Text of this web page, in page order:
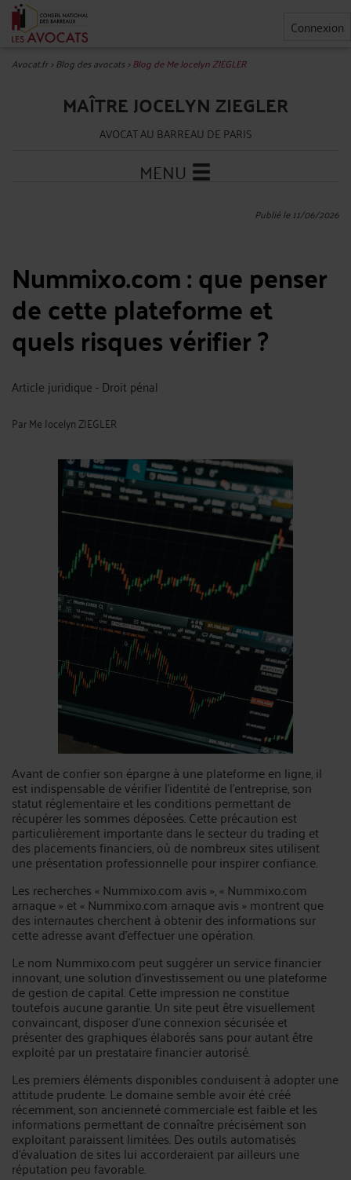
Connexion
Avocat.fr>Blog des avocats>Blog de Me Jocelyn ZIEGLER
MAÎTRE JOCELYN ZIEGLER
AVOCAT AU BARREAU DE PARIS
MENU
Publié le 11/06/2026
Nummixo.com : que penser
de cette plateforme et
quels risques vérifier ?
Article juridique - Droit pénal
ParMe Jocelyn ZIEGLER
Avant de confier son épargne à une plateforme en ligne, il
est indispensable de vérifier l’identité de l’entreprise, son
statut réglementaire et les conditions permettant de
récupérer les sommes déposées. Cette précaution est
particulièrement importante dans le secteur du trading et
des placements financiers, où de nombreux sites utilisent
une présentation professionnelle pour inspirer confiance.
Les recherches « Nummixo.com avis », « Nummixo.com
arnaque » et « Nummixo.com arnaque avis » montrent que
des internautes cherchent à obtenir des informations sur
cette adresse avant d’effectuer une opération.
Le nom Nummixo.com peut suggérer un service financier
innovant, une solution d’investissement ou une plateforme
de gestion de capital. Cette impression ne constitue
toutefois aucune garantie. Un site peut être visuellement
convaincant, disposer d’une connexion sécurisée et
présenter des graphiques élaborés sans pour autant être
exploité par un prestataire financier autorisé.
Les premiers éléments disponibles conduisent à adopter une
attitude prudente. Le domaine semble avoir été créé
récemment, son ancienneté commerciale est faible et les
informations permettant de connaître précisément son
exploitant paraissent limitées. Des outils automatisés
d’évaluation de sites lui accorderaient par ailleurs une
réputation peu favorable.